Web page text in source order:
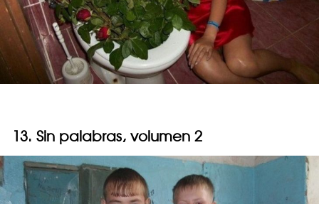
13. Sin palabras, volumen 2